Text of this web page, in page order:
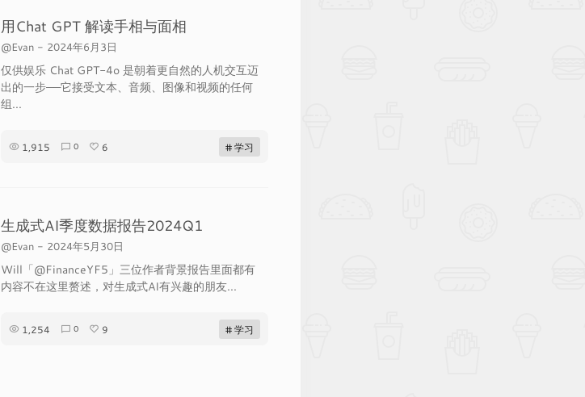
用Chat GPT 解读手相与面相
@Evan- 2024年6月3日
仅供娱乐 Chat GPT-4o 是朝着更自然的人机交互迈
出的一步——它接受文本、音频、图像和视频的任何
组...
1,915 0 6 # 学习
生成式AI季度数据报告2024Q1
@Evan- 2024年5月30日
Will「@FinanceYF5」三位作者背景报告里面都有
内容不在这里赘述，对生成式AI有兴趣的朋友...
1,254 0 9 # 学习